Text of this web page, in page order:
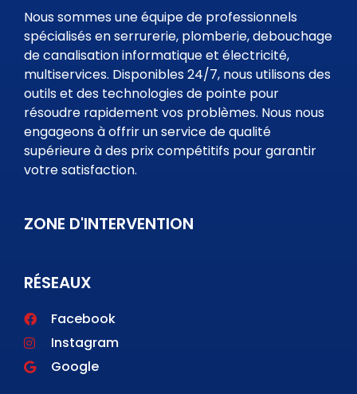
Nous sommes une équipe de professionnels
spécialisés en serrurerie, plomberie, debouchage
de canalisation informatique et électricité,
multiservices. Disponibles 24/7, nous utilisons des
outils et des technologies de pointe pour
résoudre rapidement vos problèmes. Nous nous
engageons à offrir un service de qualité
supérieure à des prix compétitifs pour garantir
votre satisfaction.
ZONE D'INTERVENTION
RÉSEAUX
Facebook
Instagram
Google